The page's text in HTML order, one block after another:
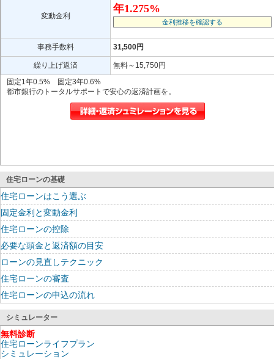
変動金利
年1.275%
金利推移を確認する
事務手数料 31,500円
繰り上げ返済
無料～15,750円
固定1年0.5% 固定3年0.6%
都市銀行のトータルサポートで安心の返済計画を。
住宅ローンの基礎
住宅ローンはこう選ぶ
固定金利と変動金利
住宅ローンの控除
必要な頭金と返済額の目安
ローンの見直しテクニック
住宅ローンの審査
住宅ローンの申込の流れ
シミュレーター
無料診断
住宅ローンライフプラン
シミュレーション